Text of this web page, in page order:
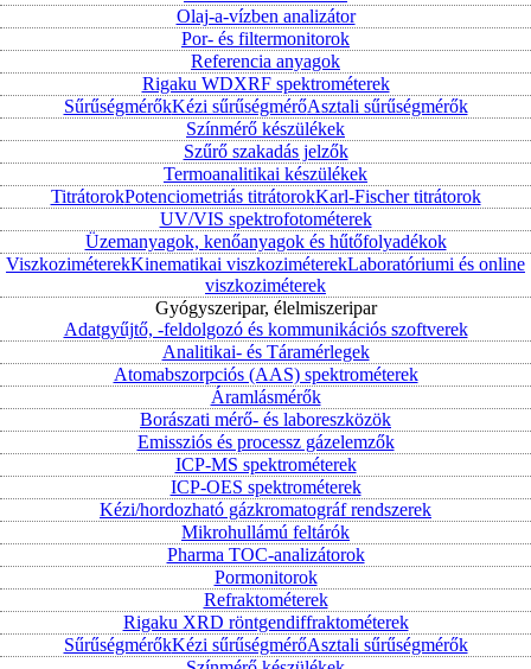
Olaj-a-vízben analizátor
Por- és filtermonitorok
Referencia anyagok
Rigaku WDXRF spektrométerek
SűrűségmérőkKézi sűrűségmérőAsztali sűrűségmérők
Színmérő készülékek
Szűrő szakadás jelzők
Termoanalitikai készülékek
TitrátorokPotenciometriás titrátorokKarl-Fischer titrátorok
UV/VIS spektrofotométerek
Üzemanyagok, kenőanyagok és hűtőfolyadékok
ViszkoziméterekKinematikai viszkoziméterekLaboratóriumi és online
viszkoziméterek
Gyógyszeripar, élelmiszeripar
Adatgyűjtő, -feldolgozó és kommunikációs szoftverek
Analitikai- és Táramérlegek
Atomabszorpciós (AAS) spektrométerek
Áramlásmérők
Borászati mérő- és laboreszközök
Emissziós és processz gázelemzők
ICP-MS spektrométerek
ICP-OES spektrométerek
Kézi/hordozható gázkromatográf rendszerek
Mikrohullámú feltárók
Pharma TOC-analizátorok
Pormonitorok
Refraktométerek
Rigaku XRD röntgendiffraktométerek
SűrűségmérőkKézi sűrűségmérőAsztali sűrűségmérők